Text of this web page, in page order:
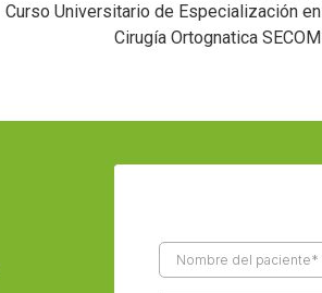
Curso Universitario de Especialización en
Cirugía Ortognatica SECOM